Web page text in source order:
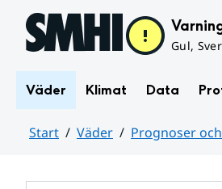
Hoppa till sidans innehåll
Gul,
Väder Klimat Data
Start Väder Prognoser